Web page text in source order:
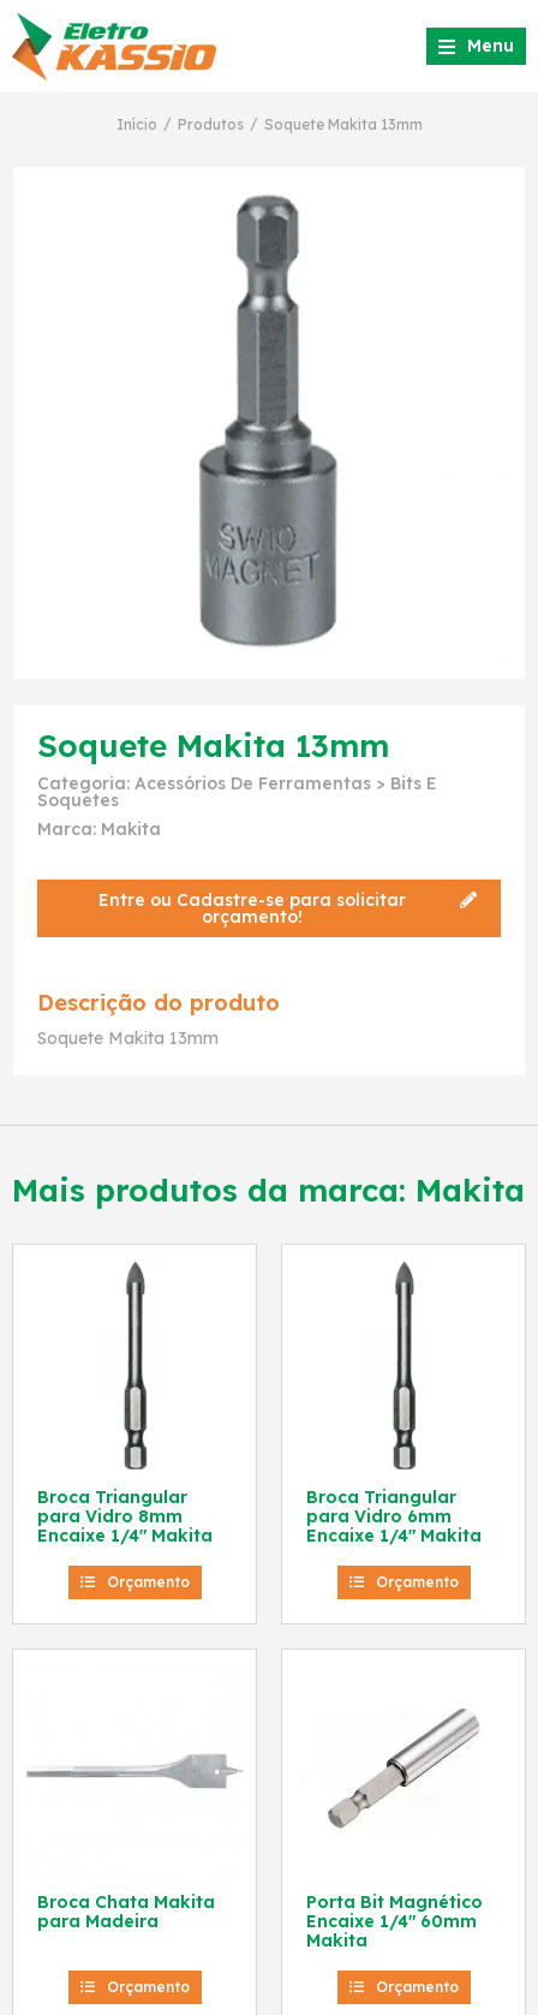
Menu
Início / Produtos / Soquete Makita 13mm
Soquete Makita 13mm
Categoria: Acessórios De Ferramentas > Bits E
Soquetes
Marca: Makita
Entre ou Cadastre-se para solicitar
orçamento!
Descrição do produto
Soquete Makita 13mm
Mais produtos da marca: Makita
Broca Triangular
para Vidro 8mm
Encaixe 1/4″ Makita
Orçamento
Broca Triangular
para Vidro 6mm
Encaixe 1/4″ Makita
Orçamento
Broca Chata Makita
para Madeira
Orçamento
Porta Bit Magnético
Encaixe 1/4″ 60mm
Makita
Orçamento